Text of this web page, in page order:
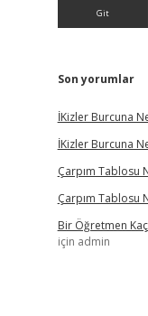
Son yorumlar
İKizler Burcuna
İKizler Burcuna
Çarpım Tablosu
Çarpım Tablosu
Bir Öğretmen
için admin